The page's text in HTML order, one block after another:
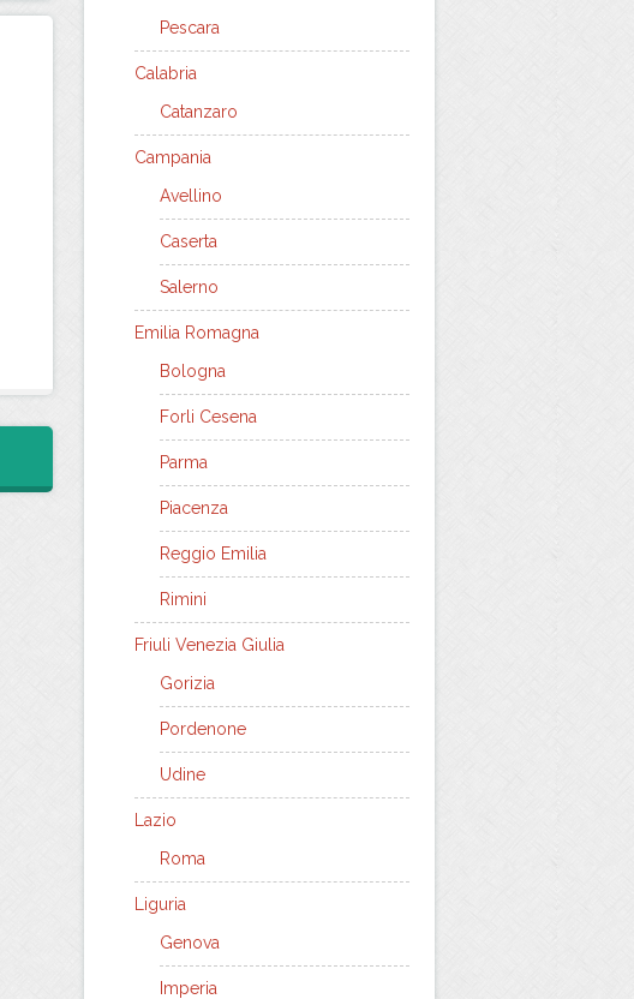
Pescara
Calabria
Catanzaro
Campania
Avellino
Caserta
Salerno
Emilia Romagna
Bologna
Forli Cesena
Parma
Piacenza
Reggio Emilia
Rimini
Friuli Venezia Giulia
Gorizia
Pordenone
Udine
Lazio
Roma
Liguria
Genova
Imperia